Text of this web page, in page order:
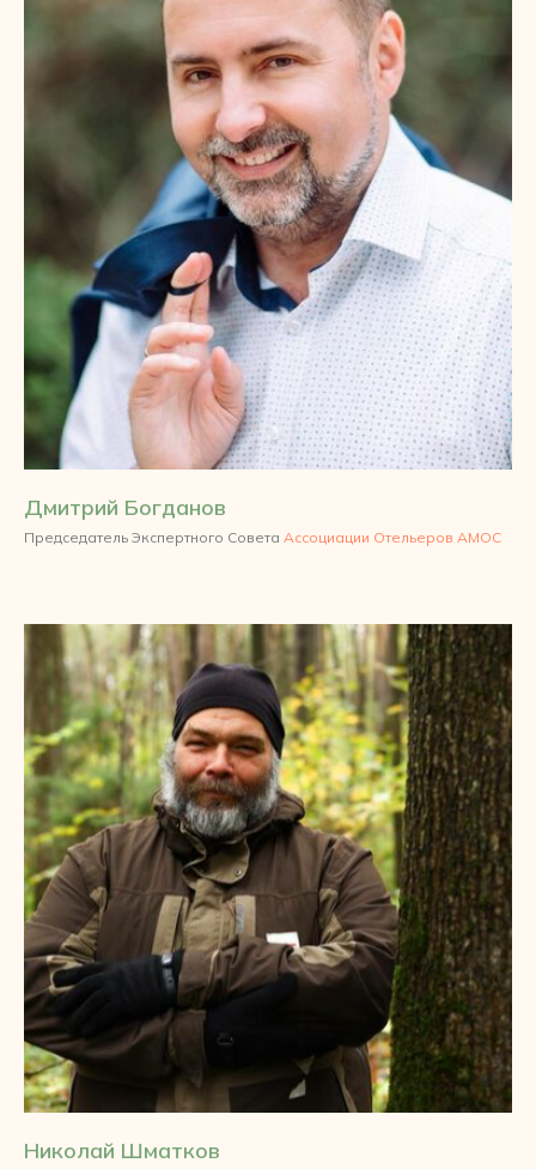
Дмитрий Богданов
Председатель Экспертного Совета Ассоциации Отельеров АМОС
Николай Шматков